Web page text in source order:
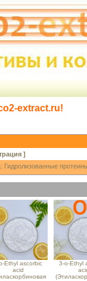
extract.ru!
]
Гидролизованные
Ethyl ascorbic
acid
3-o-Ethyl